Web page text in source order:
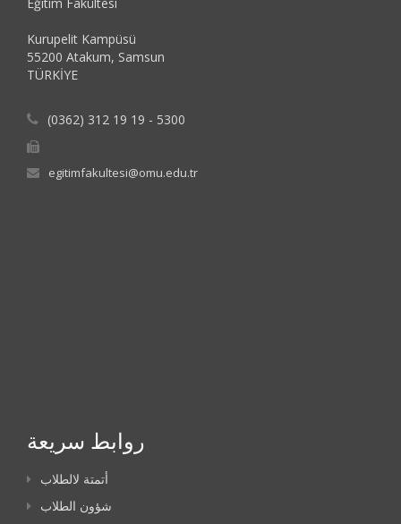
Kurupelit Kampüsü
55200 Atakum, Samsun
TÜRKİYE
(0362) 312 19 19 - 5300
egitimfakultesi@omu.edu.tr
روابط سريعة
أتمتة لالطلاب
شؤون الطلاب